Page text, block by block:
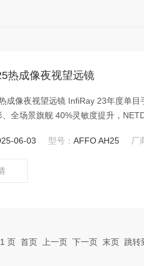
热成像夜视望远镜
成像夜视望远镜 InfiRay 23年度单
场面。 全地形、全场景旗舰
06-03 型号：AFFO AH25 厂
1 页 首页 上一页 下一页 末页 跳转